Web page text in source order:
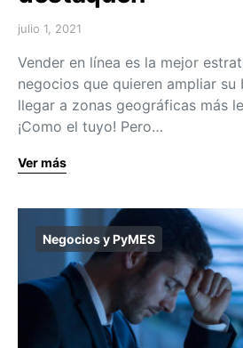
julio 1, 2021
Vender en línea es la mejor
negocios que quieren ampliar su
llegar a zonas geográficas más
¡Como el tuyo! Pero…
Ver más
Negocios y PyMES